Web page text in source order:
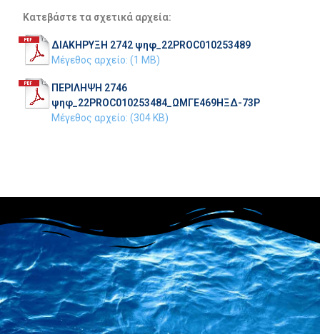
Κατεβάστε τα σχετικά αρχεία:
ΔΙΑΚΗΡΥΞΗ 2742 ψηφ_22PROC010253489
Μέγεθος αρχείο: (1 MB)
ΠΕΡΙΛΗΨΗ 2746
ψηφ_22PROC010253484_ΩΜΓΕ469ΗΞΔ-73Ρ
Μέγεθος αρχείο: (304 KB)